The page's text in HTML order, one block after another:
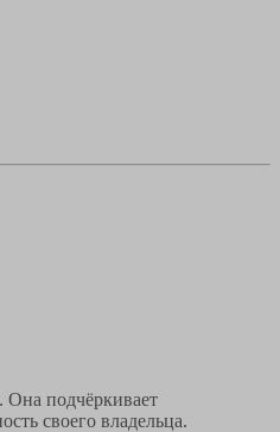
Она подчёркивает
своего владельца.